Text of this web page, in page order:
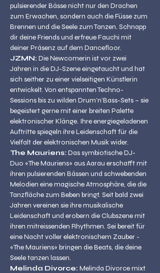
pulsierender Bässe nicht nur den Drachen
zum Erwachen, sondern auch die Füsse zum
Brennen und die Seele zum Tanzen. Schnapp
dir deine Friends und erfreue Fauchi mit
deiner Präsenz auf dem Dancefloor.
JZMN: Die Newcomerin ist vor zwei
Jahren in die DJ-Szene eingetaucht und hat
sich seither zu einer vielseitigen Künstlerin
entwickelt. Von entspannten Techno-
Sessions bis zu wilden Drum’n’Bass-Sets – sie
begeistert gerne mit einer breiten Palette
elektronischer Klänge. Ihre energiegeladenen
Auftritte spiegeln ihre Leidenschaft für die
Vielfalt der elektronischen Musik wider.
The Mauriens: Das symbiotische DJ-
Duo «The Mauriens» aus Aarau erschafft mit
ihren pulsierenden Bässen und schwebenden
Melodien eine magische Atmosphäre, die die
Tanzfläche zum Beben bringt. Seit bald zwei
Jahren vereinen sie ihre musikalische
Leidenschaft und erobern die Clubszene mit
ihren mitreissenden Rhythmen. Sei bereit für
eine Nacht voller elektronischem Zauber -
«The Mauriens» bringen die Beats, die deine
Seele tanzen lassen.
Melinda Divorce: Melinda Divorce mixt